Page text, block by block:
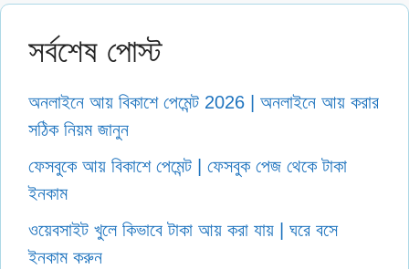
সর্বশেষ পোস্ট
অনলাইনে আয় বিকাশে পেমেন্ট 2026 | অনলাইনে আয় করার
সঠিক নিয়ম জানুন
ফেসবুকে আয় বিকাশে পেমেন্ট | ফেসবুক পেজ থেকে টাকা
ইনকাম
ওয়েবসাইট খুলে কিভাবে টাকা আয় করা যায় | ঘরে বসে
ইনকাম করুন